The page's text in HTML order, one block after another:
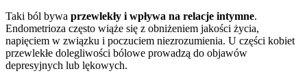
Taki ból bywa przewlekły i wpływa na relacje intymne.
Endometrioza często wiąże się z obniżeniem jakości życia,
napięciem w związku i poczuciem niezrozumienia. U części kobiet
przewlekłe dolegliwości bólowe prowadzą do objawów
depresyjnych lub lękowych.